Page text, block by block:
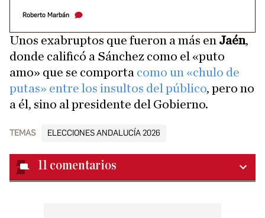
Roberto Marbán
Unos exabruptos que fueron a más en Jaén,
donde calificó a Sánchez como el «puto
amo» que se comporta como un «chulo de
putas» entre los insultos del público, pero no
a él, sino al presidente del Gobierno.
TEMAS ELECCIONES ANDALUCÍA 2026
11 comentarios